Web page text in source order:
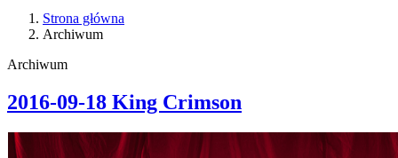
Strona główna
Archiwum
Archiwum
2016-09-18 King Crimson